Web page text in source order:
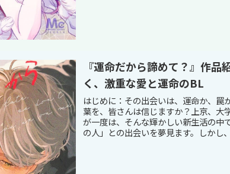
『運命だから諦めて？』作
く、激重な愛と運命のBL
はじめに：その出会いは、運命か、罠
葉を、皆さんは信じますか？上京、大
が一度は、そんな輝かしい新生活の中
の人」との出会いを夢見ます。しかし